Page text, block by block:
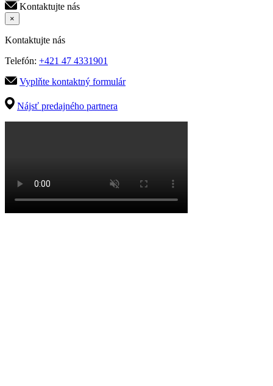
Kontaktujte nás
×
Kontaktujte nás
Telefón: +421 47 4331901
Vyplňte kontaktný formulár
Nájsť predajného partnera